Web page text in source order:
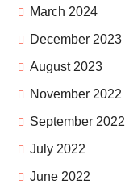
March 2024
December 2023
August 2023
November 2022
September 2022
July 2022
June 2022